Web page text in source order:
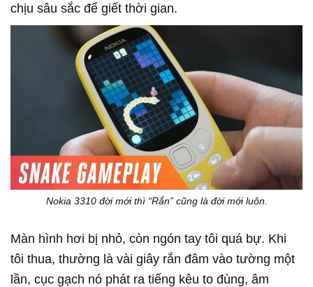
chịu sâu sắc để giết thời gian.
Nokia 3310 đời mới thì “Rắn” cũng là đời mới luôn.
Màn hình hơi bị nhỏ, còn ngón tay tôi quá bự. Khi
tôi thua, thường là vài giây rắn đâm vào tường một
lần, cục gạch nó phát ra tiếng kêu to đùng, âm